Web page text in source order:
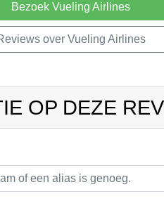
Bezoek Vueling Airlines
over Vueling Airlines
OP DEZE